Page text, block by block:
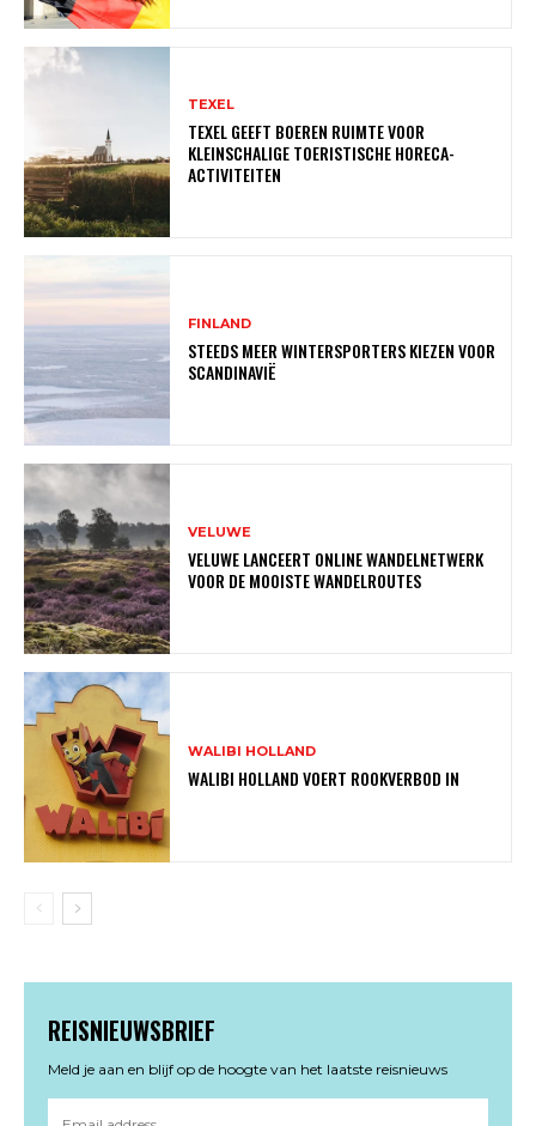
TEXEL
TEXEL GEEFT BOEREN RUIMTE VOOR
KLEINSCHALIGE TOERISTISCHE HORECA-
ACTIVITEITEN
FINLAND
STEEDS MEER WINTERSPORTERS KIEZEN VOOR
SCANDINAVIË
VELUWE
VELUWE LANCEERT ONLINE WANDELNETWERK
VOOR DE MOOISTE WANDELROUTES
WALIBI HOLLAND
WALIBI HOLLAND VOERT ROOKVERBOD IN
REISNIEUWSBRIEF
Meld je aan en blijf op de hoogte van het laatste reisnieuws